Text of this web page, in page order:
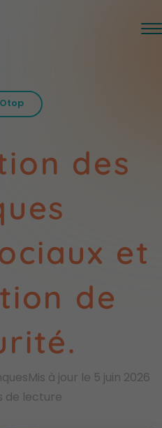
des
et
de
Mis à jour le 5 juin 2026
de lecture